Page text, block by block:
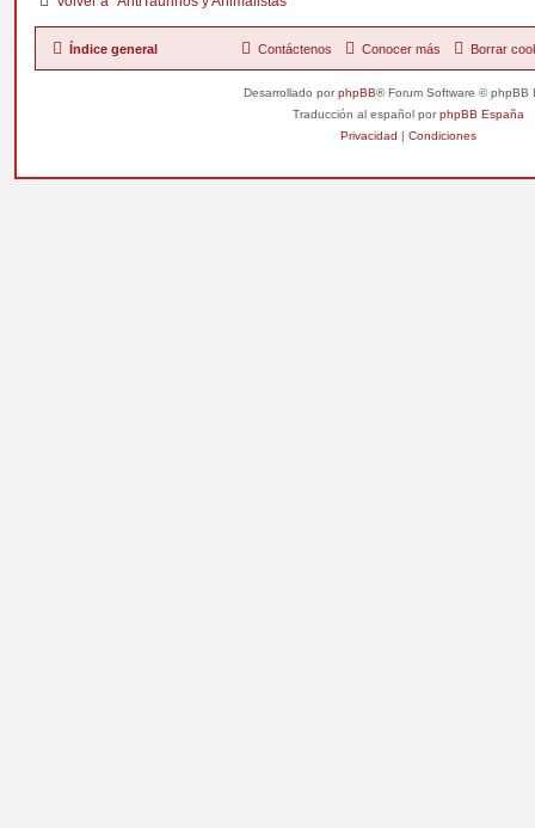
Índice general Borrar
Conocer más
Contáctenos
Desarrollado porphpBB® Forum Software © phpBB
Traducción al español porphpBB España
Privacidad | Condiciones